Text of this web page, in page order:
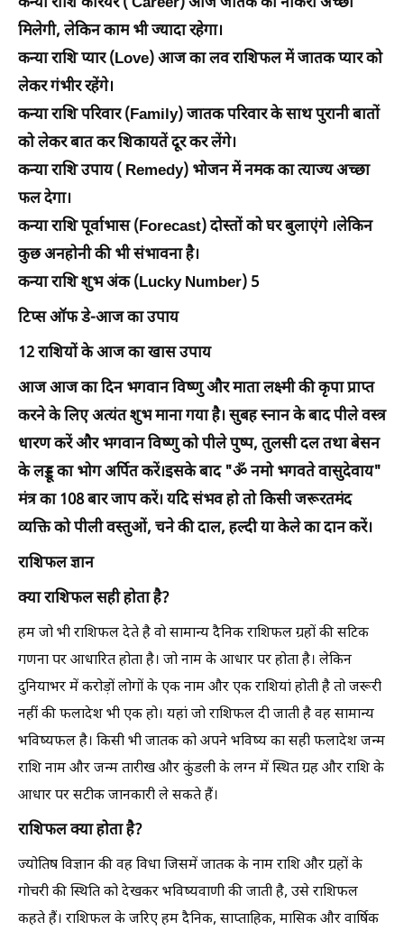
मिलेगी, लेकिन काम भी ज्यादा रहेगा।
कन्या राशि प्यार (Love) आज का लव राशिफल में जातक प्यार को
लेकर गंभीर रहेंगे।
कन्या राशि परिवार (Family) जातक परिवार के साथ पुरानी बातों
को लेकर बात कर शिकायतें दूर कर लेंगे।
कन्या राशि उपाय ( Remedy) भोजन में नमक का त्याज्य अच्छा
फल देगा।
कन्या राशि पूर्वाभास (Forecast) दोस्तों को घर बुलाएंगे ।लेकिन
कुछ अनहोनी की भी संभावना है।
कन्या राशि शुभ अंक (Lucky Number) 5
टिप्स ऑफ डे-आज का उपाय
12 राशियों के आज का खास उपाय
आज आज का दिन भगवान विष्णु और माता लक्ष्मी की कृपा प्राप्त
करने के लिए अत्यंत शुभ माना गया है। सुबह स्नान के बाद पीले वस्त्र
धारण करें और भगवान विष्णु को पीले पुष्प, तुलसी दल तथा बेसन
के लड्डू का भोग अर्पित करें।इसके बाद "ॐ नमो भगवते वासुदेवाय"
मंत्र का 108 बार जाप करें। यदि संभव हो तो किसी जरूरतमंद
व्यक्ति को पीली वस्तुओं, चने की दाल, हल्दी या केले का दान करें।
राशिफल ज्ञान
क्या राशिफल सही होता है?
हम जो भी राशिफल देते है वो सामान्य दैनिक राशिफल ग्रहों की सटिक
गणना पर आधारित होता है। जो नाम के आधार पर होता है। लेकिन
दुनियाभर में करोड़ों लोगों के एक नाम और एक राशियां होती है तो जरूरी
नहीं की फलादेश भी एक हो। यहां जो राशिफल दी जाती है वह सामान्य
भविष्यफल है। किसी भी जातक को अपने भविष्य का सही फलादेश जन्म
राशि नाम और जन्म तारीख और कुंडली के लग्न में स्थित ग्रह और राशि के
आधार पर सटीक जानकारी ले सकते हैं।
राशिफल क्या होता है?
ज्योतिष विज्ञान की वह विधा जिसमें जातक के नाम राशि और ग्रहों के
गोचरी की स्थिति को देखकर भविष्यवाणी की जाती है, उसे राशिफल
कहते हैं। राशिफल के जरिए हम दैनिक, साप्ताहिक, मासिक और वार्षिक